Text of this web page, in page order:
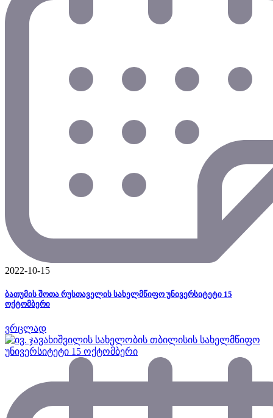
2022-10-15
ბათუმის შოთა რუსთაველის სახელმწიფო უნივერსიტეტი 15
ოქტომბერი
ვრცლად